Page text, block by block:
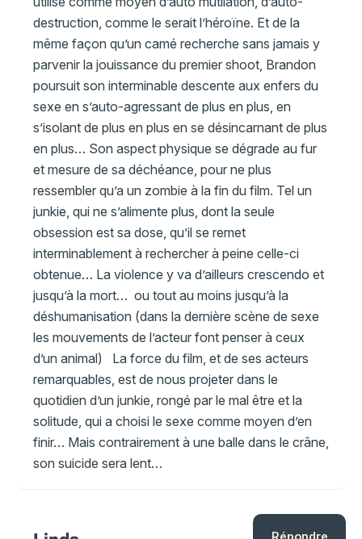
destruction, comme le serait l’héroïne. Et de la
même façon qu’un camé recherche sans jamais y
parvenir la jouissance du premier shoot, Brandon
poursuit son interminable descente aux enfers du
sexe en s’auto-agressant de plus en plus, en
s’isolant de plus en plus en se désincarnant de plus
en plus… Son aspect physique se dégrade au fur
et mesure de sa déchéance, pour ne plus
ressembler qu’a un zombie à la fin du film. Tel un
junkie, qui ne s’alimente plus, dont la seule
obsession est sa dose, qu’il se remet
interminablement à rechercher à peine celle-ci
obtenue… La violence y va d’ailleurs crescendo et
jusqu’à la mort… ou tout au moins jusqu’à la
déshumanisation (dans la dernière scène de sexe
les mouvements de l’acteur font penser à ceux
d’un animal) La force du film, et de ses acteurs
remarquables, est de nous projeter dans le
quotidien d’un junkie, rongé par le mal être et la
solitude, qui a choisi le sexe comme moyen d’en
finir… Mais contrairement à une balle dans le crâne,
son suicide sera lent…
Répondre